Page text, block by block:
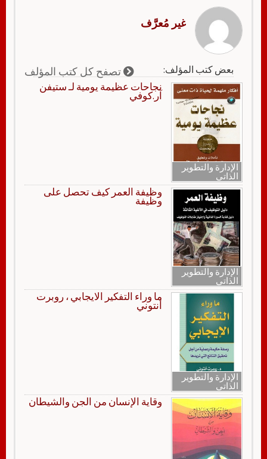
غير مُعرَّف
بعض كتب المؤلف: تصفح كل كتب المؤلف
الإدارة والتطوير
الذاتي
نجاحات عظيمة يومية لـ ستيفن
آر.كوفي
الإدارة والتطوير
الذاتي
وظيفة العمر كيف تحصل على
وظيفة
الإدارة والتطوير
الذاتي
ما وراء التفكير الايجابي ، روبرت
أنتوني
وقاية الإنسان من الجن والشيطان